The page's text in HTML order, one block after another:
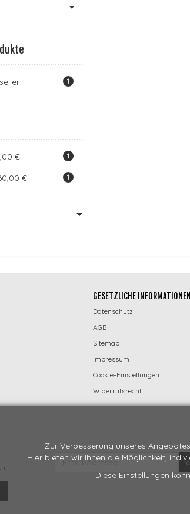
Zur Verbesserung unseres
Hier bieten wir Ihnen die Möglichkeit,
Diese Einstellungen
1
1
€
1
€
GESETZLICHE INFORMATIONEN
Datenschutz
AGB
Sitemap
Impressum
Cookie-Einstellungen
Widerrufsrecht
EMAIL-